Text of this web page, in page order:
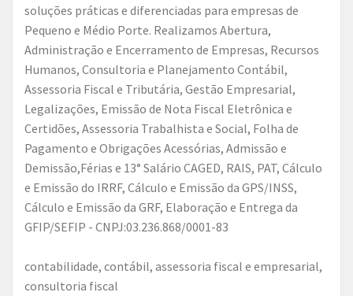
soluções práticas e diferenciadas para empresas de
Pequeno e Médio Porte. Realizamos Abertura,
Administração e Encerramento de Empresas, Recursos
Humanos, Consultoria e Planejamento Contábil,
Assessoria Fiscal e Tributária, Gestão Empresarial,
Legalizações, Emissão de Nota Fiscal Eletrônica e
Certidões, Assessoria Trabalhista e Social, Folha de
Pagamento e Obrigações Acessórias, Admissão e
Demissão,Férias e 13° Salário CAGED, RAIS, PAT, Cálculo
e Emissão do IRRF, Cálculo e Emissão da GPS/INSS,
Cálculo e Emissão da GRF, Elaboração e Entrega da
GFIP/SEFIP - CNPJ:03.236.868/0001-83
contabilidade, contábil, assessoria fiscal e empresarial,
consultoria fiscal